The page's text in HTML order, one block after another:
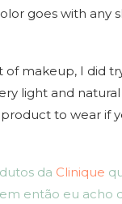
goes with
of makeup, I did
light and
to wear if
da Clinique
então eu acho